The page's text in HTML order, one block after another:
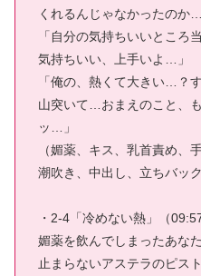
くれるんじゃなかったの
「自分の気持ちいいとこ
気持ちいい、上手いよ…」
「俺の、熱くて大きい…？
山突いて…おまえのこと、
ッ…」
（媚薬、キス、乳首責め、
潮吹き、中出し、立ちバック
・2-4「冷めない熱」（09:57
媚薬を飲んでしまったあなた
止まらないアステラのピス